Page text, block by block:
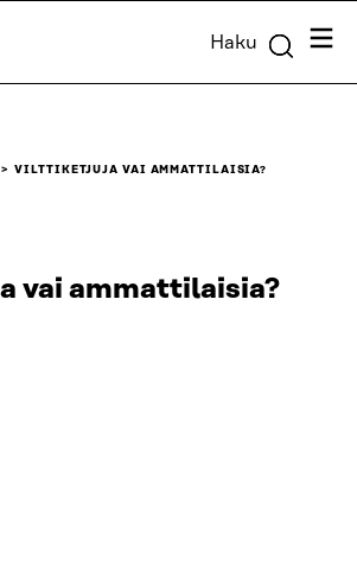
Haku
VILTTIKETJUJA VAI AMMATTILAISIA?
vai ammattilaisia?